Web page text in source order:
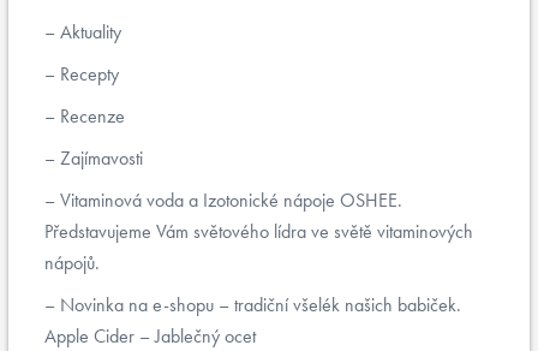
Aktuality
Recepty
Recenze
Zajímavosti
Vitaminová voda a Izotonické nápoje OSHEE.
Představujeme Vám světového lídra ve světě vitaminových
nápojů.
Novinka na e-shopu – tradiční všelék našich babiček.
Apple Cider – Jablečný ocet